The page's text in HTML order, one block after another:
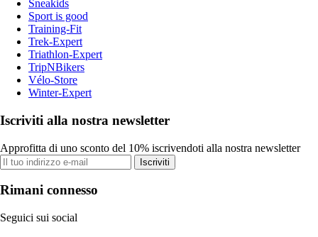
Sneakids
Sport is good
Training-Fit
Trek-Expert
Triathlon-Expert
TripNBikers
Vélo-Store
Winter-Expert
Iscriviti alla nostra newsletter
Approfitta di uno sconto del 10% iscrivendoti alla nostra newsletter
Iscriviti
Rimani connesso
Seguici sui social